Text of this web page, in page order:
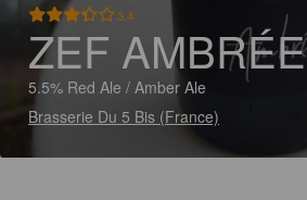
3.4
ZEF AMBRÉE
5.5% Red Ale / Amber Ale
Brasserie Du 5 Bis (France)